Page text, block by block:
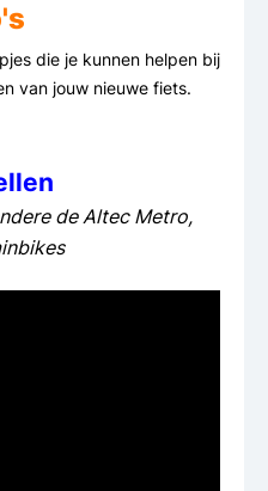
die je kunnen helpen bij
van jouw nieuwe fiets.
de Altec Metro,